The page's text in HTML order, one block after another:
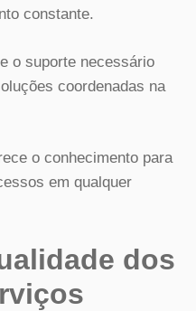
constante.
o suporte necessário
coordenadas na
o conhecimento para
em qualquer
dos